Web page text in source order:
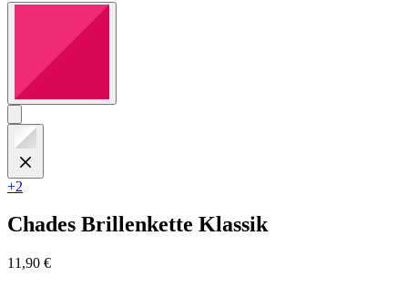
+2
Chades Brillenkette Klassik
11,90 €